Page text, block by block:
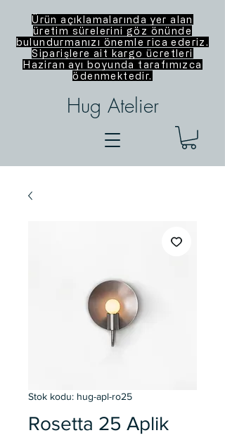
Ürün açıklamalarında yer alan
üretim sürelerini göz önünde
bulundurmanızı önemle rica ederiz.
Siparişlere ait kargo ücretleri
Haziran ayı boyunda tarafımızca
ödenmektedir.
Hug Atelier
Stok kodu: hug-apl-ro25
Rosetta 25 Aplik